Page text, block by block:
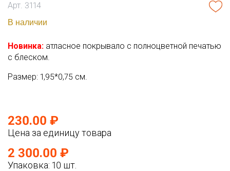
Арт. 3114
В наличии
Новинка: атласное покрывало с полноцветной печатью
с блеском.
Размер: 1,95*0,75 см.
230.00 ₽
Цена за единицу товара
2 300.00 ₽
Упаковка: 10 шт.